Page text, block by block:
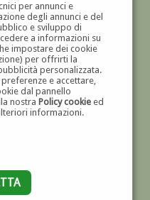
per annunci e
degli annunci e del
e sviluppo di
a informazioni su
impostare dei cookie
per offrirti la
personalizzata.
e accettare,
dal pannello
nostra Policy cookieed
informazioni.
'800 E '900